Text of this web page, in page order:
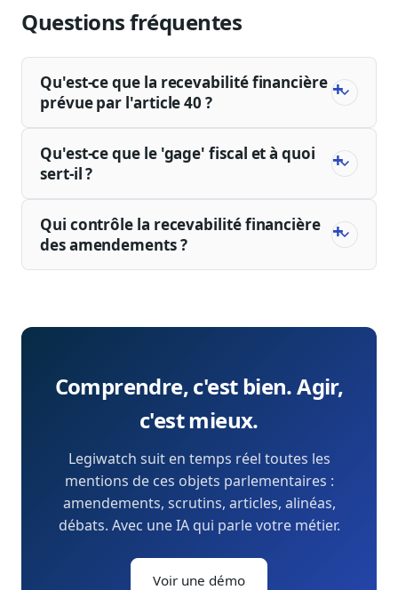
Questions fréquentes
Qu'est-ce que la recevabilité financière
prévue par l'article 40 ?
Qu'est-ce que le 'gage' fiscal et à quoi
sert-il ?
Qui contrôle la recevabilité financière
des amendements ?
Comprendre, c'est bien. Agir,
c'est mieux.
Legiwatch suit en temps réel toutes les
mentions de ces objets parlementaires :
amendements, scrutins, articles, alinéas,
débats. Avec une IA qui parle votre métier.
Voir une démo